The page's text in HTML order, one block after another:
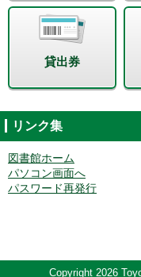
貸出券
リンク集
図書館ホーム
パソコン画面へ
パスワード再発行
Copyright 2026